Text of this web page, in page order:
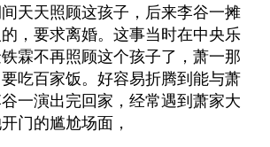
天天照顾这孩子，后来李谷一摊
，要求离婚。这事当时在中央乐
霖不再照顾这个孩子了，萧一那
吃百家饭。好容易折腾到能与萧
一演出完回家，经常遇到萧家大
门的尴尬场面，